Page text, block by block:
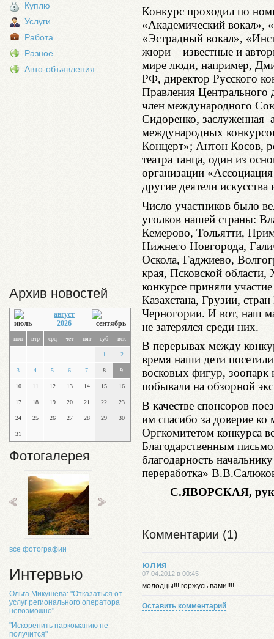
Куплю
Услуги
Работа
Разное
Авто-объявления
Архив новостей
август
2026
пон втр срд чет пят суб вск
1 2
3 4 5 6 7 8 9
10 11 12 13 14 15 16
17 18 19 20 21 22 23
24 25 26 27 28 29 30
31
Фотогалерея
все фотографии
Интервью
Ольга Микушева: "Отказаться от
услуг регионального оператора
невозможно"
"Искоренить наркоманию не
получится"
Конкурс проходил по
«Академический вокал»,
«Эстрадный вокал»,
жюри – известные и
мире люди, например,
РФ, директор Русского
Правления Центрального
член международного
Сидоренко, заслуженная
международных
Концерт»; Антон Косов,
театра танца, один из
организации
другие деятели
Число участников было
уголков нашей страны:
Кемерово, Тольятти,
Нижнего Новгорода,
Оскола, Гаджиево,
края, Псковской
конкурсе приняли
Казахстана, Грузии,
Черногории. И вот, наш
не затерялся среди них.
В перерывах между
время наши дети
восковых фигур,
побывали на обзорной
В качестве спонсоров
им спасибо за доверие ко
Оргкомитетом конкурса
Благодарственным
благодарность
переработка»
С.ЯВОРСКАЯ,
Комментарии (1)
юлия
07.04.2012 в 00:45
молодцы!!! горжусь вами!!!!
Оставить комментарий